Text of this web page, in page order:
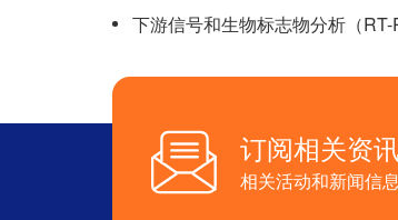
下游信号和生物标志物分析（RT-
订阅相关资讯
相关活动和新闻信息